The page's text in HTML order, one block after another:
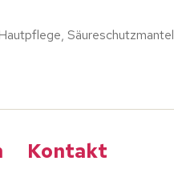
, Säureschutzmantel
Kontakt